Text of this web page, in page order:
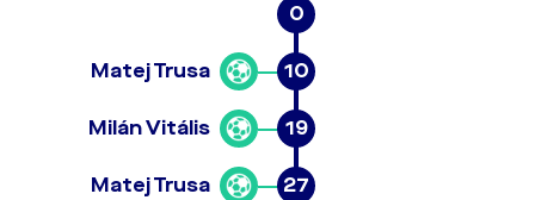
0
10
Matej Trusa
19
Milán Vitális
27
Matej Trusa